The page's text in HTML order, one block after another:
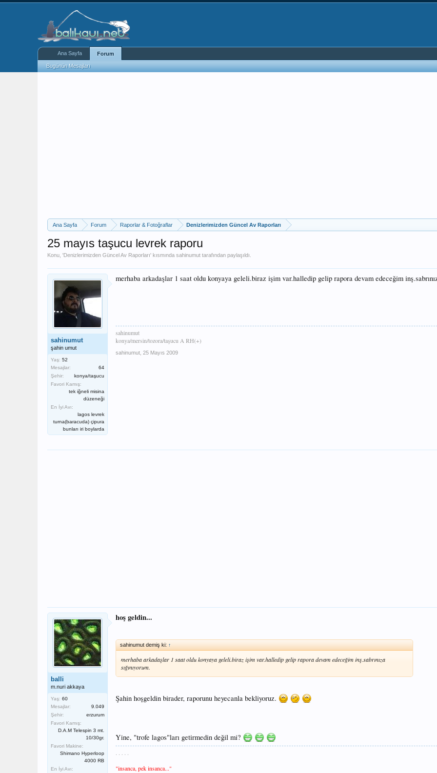
Ana Sayfa Forum Raporlar & Fotoğraflar Denizlerimizden Güncel Av Raporları
25 mayıs taşucu levrek raporu
Konu, 'Denizlerimizden Güncel Av Raporları' kısmında sahinumut tarafından paylaşıldı.
sahinumut
şahin umut
Yaş: 52
Mesajlar:
64
Şehir:
konya/taşucu
Favori Kamış:
tek iğneli misina
düzeneği
En İyi Avı:
lagos levrek
turna(baracuda) çipura
bunları iri boylarda
merhaba arkadaşlar 1 saat oldu konyaya geleli.biraz işim var.halledip gelip rapora devam edeceğim
sahinumut
konya/mersin/tozora/taşucu A RH(+)
sahinumut 25 Mayıs 2009
balli
m.nuri akkaya
Yaş: 60
Mesajlar:
9.049
Şehir:
erzurum
Favori Kamış:
D.A.M Telespin 3 mt.
10/30gr.
Favori Makine:
Shimano Hyperloop
4000 RB
En İyi Avı:
hoş geldin...
sahinumut demiş ki: ↑
merhaba arkadaşlar 1 saat oldu konyaya geleli.biraz işim var.halledip gelip rapora devam edeceğim inş.sabrınıza
sığınıyorum.
Şahin hoşgeldin birader, raporunu heyecanla bekliyoruz.
Yine, "trofe lagos"ları getirmedin değil mi?
. . . . .
"insanca, pek insanca..."
Ana Sayfa Forum
Bugünün Mesajları